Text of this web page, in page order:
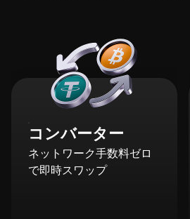
コンバーター
ネットワーク手数料ゼロ
で即時スワップ